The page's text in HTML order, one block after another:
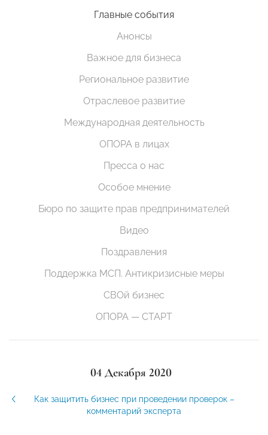
Главные события
Анонсы
Важное для бизнеса
Региональное развитие
Отраслевое развитие
Международная деятельность
ОПОРА в лицах
Пресса о нас
Особое мнение
Бюро по защите прав предпринимателей
Видео
Поздравления
Поддержка МСП. Антикризисные меры
СВОй бизнес
ОПОРА — СТАРТ
04 Декабря 2020
Как защитить бизнес при проведении проверок –
комментарий эксперта